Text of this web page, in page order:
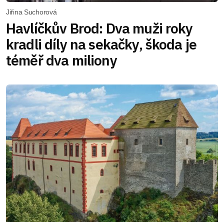
Jiřina Suchorová
Havlíčkův Brod: Dva muži roky
kradli díly na sekačky, škoda je
téměř dva miliony